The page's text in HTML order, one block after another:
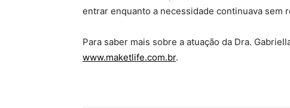
entrar enquanto a necessidade continuava sem
Para saber mais sobre a atuação da Dra.
www.maketlife.com.br.